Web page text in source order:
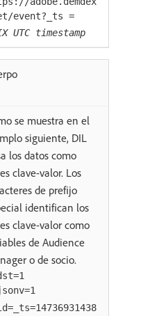
event?_ts =
UTC timestamp
se muestra en el
siguiente, DIL
los datos como
clave-valor. Los
de prefijo
identifican los
clave-valor como
de Audience
o de socio.